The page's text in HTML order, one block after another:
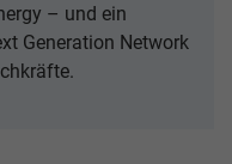
– und ein
Generation Network